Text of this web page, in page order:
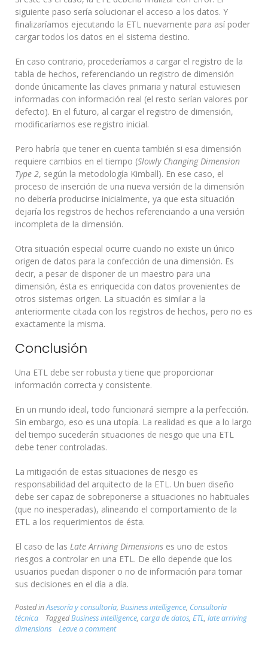
siguiente paso sería solucionar el acceso a los datos. Y
finalizaríamos ejecutando la ETL nuevamente para así poder
cargar todos los datos en el sistema destino.
En caso contrario, procederíamos a cargar el registro de la
tabla de hechos, referenciando un registro de dimensión
donde únicamente las claves primaria y natural estuviesen
informadas con información real (el resto serían valores por
defecto). En el futuro, al cargar el registro de dimensión,
modificaríamos ese registro inicial.
Pero habría que tener en cuenta también si esa dimensión
requiere cambios en el tiempo (Slowly Changing Dimension
Type 2, según la metodología Kimball). En ese caso, el
proceso de inserción de una nueva versión de la dimensión
no debería producirse inicialmente, ya que esta situación
dejaría los registros de hechos referenciando a una versión
incompleta de la dimensión.
Otra situación especial ocurre cuando no existe un único
origen de datos para la confección de una dimensión. Es
decir, a pesar de disponer de un maestro para una
dimensión, ésta es enriquecida con datos provenientes de
otros sistemas origen. La situación es similar a la
anteriormente citada con los registros de hechos, pero no es
exactamente la misma.
Conclusión
Una ETL debe ser robusta y tiene que proporcionar
información correcta y consistente.
En un mundo ideal, todo funcionará siempre a la perfección.
Sin embargo, eso es una utopía. La realidad es que a lo largo
del tiempo sucederán situaciones de riesgo que una ETL
debe tener controladas.
La mitigación de estas situaciones de riesgo es
responsabilidad del arquitecto de la ETL. Un buen diseño
debe ser capaz de sobreponerse a situaciones no habituales
(que no inesperadas), alineando el comportamiento de la
ETL a los requerimientos de ésta.
El caso de las Late Arriving Dimensions es uno de estos
riesgos a controlar en una ETL. De ello depende que los
usuarios puedan disponer o no de información para tomar
sus decisiones en el día a día.
Posted inAsesoría y consultoría, Business intelligence, Consultoría
técnica
TaggedBusiness intelligence, carga de datos, ETL, late arriving
dimensions
Leave a comment